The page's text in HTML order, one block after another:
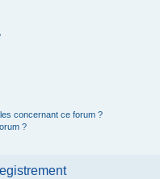
concernant ce forum ?
?